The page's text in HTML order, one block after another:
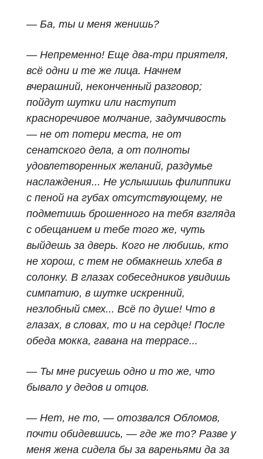
— Ба, ты и меня женишь?
— Непременно! Еще два-три приятеля,
всё одни и те же лица. Начнем
вчерашний, неконченный разговор;
пойдут шутки или наступит
красноречивое молчание, задумчивость
— не от потери места, не от
сенатского дела, а от полноты
удовлетворенных желаний, раздумье
наслаждения... Не услышишь филиппики
с пеной на губах отсутствующему, не
подметишь брошенного на тебя взгляда
с обещанием и тебе того же, чуть
выйдешь за дверь. Кого не любишь, кто
не хорош, с тем не обмакнешь хлеба в
солонку. В глазах собеседников увидишь
симпатию, в шутке искренний,
незлобный смех... Всё по душе! Что в
глазах, в словах, то и на сердце! После
обеда мокка, гавана на террасе...
— Ты мне рисуешь одно и то же, что
бывало у дедов и отцов.
— Нет, не то, — отозвался Обломов,
почти обидевшись, — где же то? Разве у
меня жена сидела бы за вареньями да за